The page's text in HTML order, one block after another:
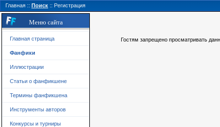
Главная :: Поиск :: Регистрация
Меню сайта
Главная страница
Фанфики
Иллюстрации
Статьи о фанфикшене
Термины фанфикшена
Инструменты авторов
Конкурсы и турниры
Гостям запрещено просматривать